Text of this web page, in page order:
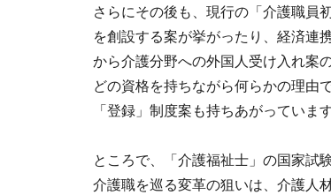
さらにその後も、現行の「介護職員
を創設する案が挙がったり、経済連
から介護分野への外国人受け入れ案
どの資格を持ちながら何らかの理由
「登録」制度案も持ちあがっています
ところで、「介護福祉士」の国家試
介護職を巡る変革の狙いは、介護人